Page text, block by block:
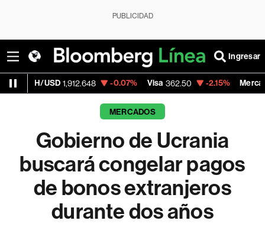
PUBLICIDAD
Ingresar
1,912.648 -0.07% Visa 362.50 -2.15% MercadoLibre
MERCADOS
Gobierno de Ucrania
buscará congelar pagos
de bonos extranjeros
durante dos años